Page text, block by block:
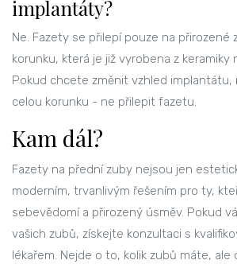
implantáty?
Ne. Fazety se přilepí pouze na přirozené
korunku, která je již vyrobena z keramiky
Pokud chcete změnit vzhled
celou korunku - ne přilepit fazetu.
Kam dál?
Fazety na přední zuby nejsou jen
moderním, trvanlivým řešením pro ty,
sebevědomí a přirozený úsměv. Pokud
vašich zubů, získejte konzultaci s
lékařem. Nejde o to, kolik zubů máte,